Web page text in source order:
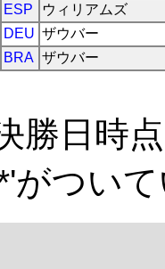
ESP
ウィリアムズ
DEU ザウバー
BRA ザウバー
勝日時点
がつい